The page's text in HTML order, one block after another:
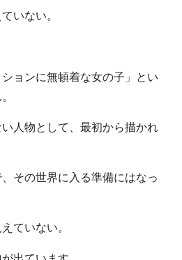
いない。
ョンに無頓着な女の子」とい
人物として、最初から描かれ
その世界に入る準備にはなっ
ていない。